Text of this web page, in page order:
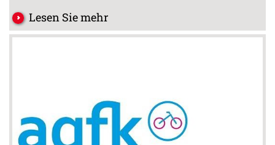
Lesen Sie mehr